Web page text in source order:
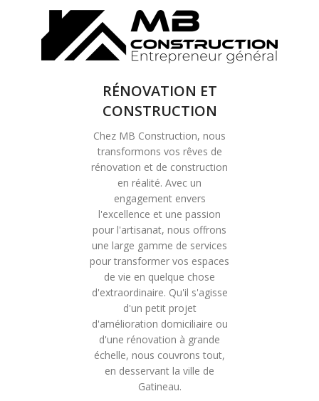
SOLUTIONS DE
RÉNOVATION
COMPLÈTE
RÉNOVATION ET
CONSTRUCTION
Chez MB Construction, nous
transformons vos rêves de
rénovation et de construction
en réalité. Avec un
engagement envers
l'excellence et une passion
pour l'artisanat, nous offrons
une large gamme de services
pour transformer vos espaces
de vie en quelque chose
d'extraordinaire. Qu'il s'agisse
d'un petit projet
d'amélioration domiciliaire ou
d'une rénovation à grande
échelle, nous couvrons tout,
en desservant la ville de
Gatineau.